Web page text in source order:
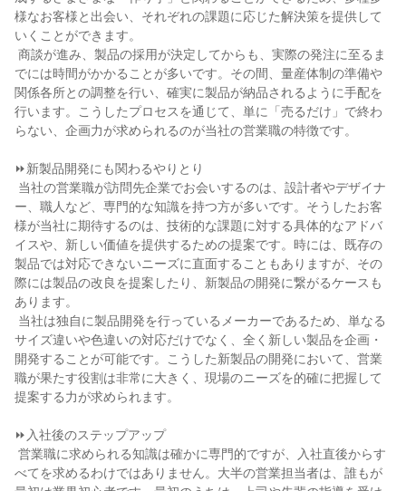
様なお客様と出会い、それぞれの課題に応じた解決策を提供して
いくことができます。
でには時間がかかることが多いです。その間、量産体制の準備や
関係各所との調整を行い、確実に製品が納品されるように手配を
行います。こうしたプロセスを通じて、単に「売るだけ」で終わ
らない、企画力が求められるのが当社の営業職の特徴です。
⏩新製品開発にも関わるやりとり
ー、職人など、専門的な知識を持つ方が多いです。そうしたお客
様が当社に期待するのは、技術的な課題に対する具体的なアドバ
イスや、新しい価値を提供するための提案です。時には、既存の
製品では対応できないニーズに直面することもありますが、その
際には製品の改良を提案したり、新製品の開発に繋がるケースも
あります。
サイズ違いや色違いの対応だけでなく、全く新しい製品を企画・
開発することが可能です。こうした新製品の開発において、営業
職が果たす役割は非常に大きく、現場のニーズを的確に把握して
提案する力が求められます。
⏩入社後のステップアップ
べてを求めるわけではありません。大半の営業担当者は、誰もが